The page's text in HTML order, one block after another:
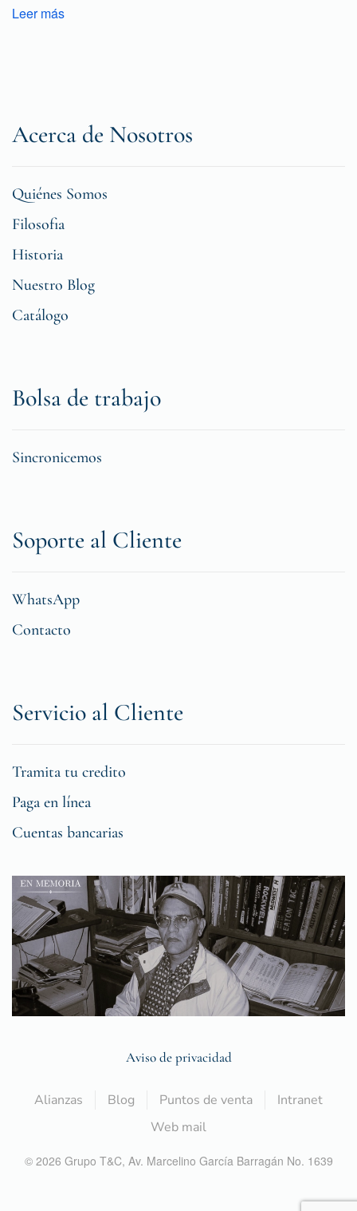
Leer más
Acerca de Nosotros
Quiénes Somos
Filosofia
Historia
Nuestro Blog
Catálogo
Bolsa de trabajo
Sincronicemos
Soporte al Cliente
WhatsApp
Contacto
Servicio al Cliente
Tramita tu credito
Paga en línea
Cuentas bancarias
Aviso de privacidad
Alianzas Blog Puntos de venta
Intranet
Web mail
© 2026 Grupo T&C, Av. Marcelino García Barragán No. 1639